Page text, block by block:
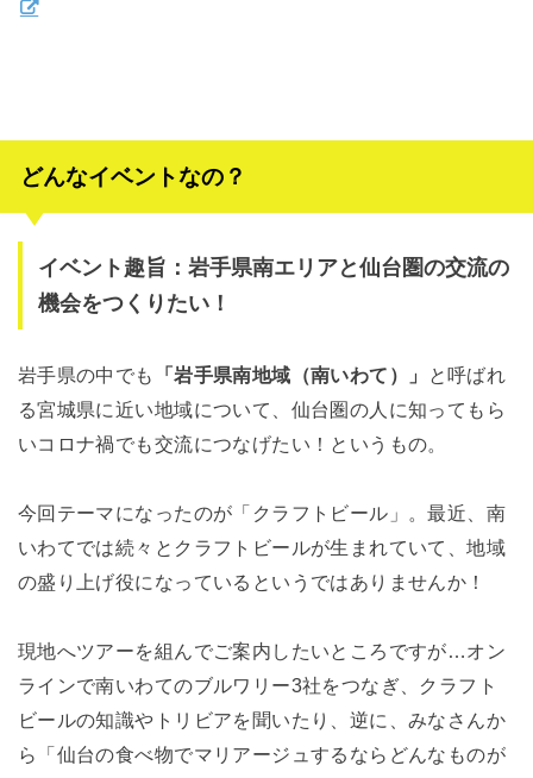
どんなイベントなの？
イベント趣旨：岩手県南エリアと仙台圏の交流の
機会をつくりたい！
岩手県の中でも 「岩手県南地域（南いわて）」
と呼ばれ
る宮城県に近い地域について、仙台圏の人に知ってもら
いコロナ禍でも交流につなげたい！というもの。
今回テーマになったのが「クラフトビール」。最近、南
いわてでは続々とクラフトビールが生まれていて、地域
の盛り上げ役になっているというではありませんか！
現地へツアーを組んでご案内したいところですが…オン
ラインで南いわてのブルワリー3社をつなぎ、クラフト
ビールの知識やトリビアを聞いたり、逆に、みなさんか
ら「仙台の食べ物でマリアージュするならどんなものが